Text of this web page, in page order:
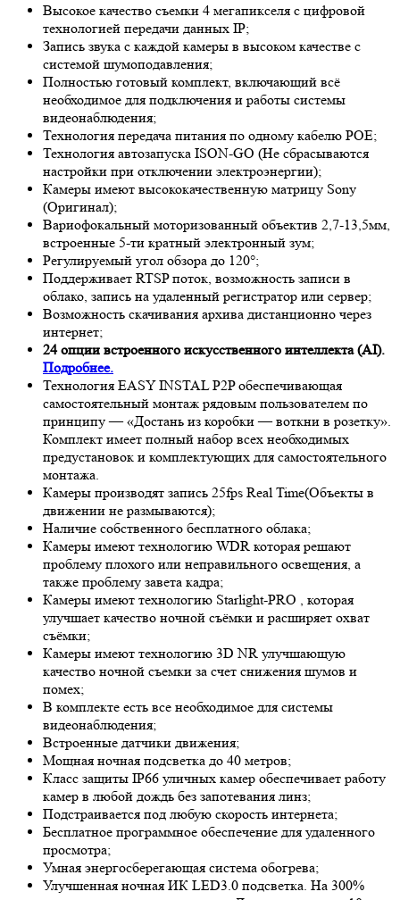
Высокое качество съемки 4 мегапикселя с цифровой
технологией передачи данных IP;
Запись звука с каждой камеры в высоком качестве с
системой шумоподавления;
Полностью готовый комплект, включающий всё
необходимое для подключения и работы системы
видеонаблюдения;
Технология передача питания по одному кабелю POE;
Технология автозапуска ISON-GO (Не сбрасываются
настройки при отключении электроэнергии);
Камеры имеют высококачественную матрицу Sony
(Оригинал);
Вариофокальный моторизованный объектив 2,7-13,5мм,
встроенные 5-ти кратный электронный зум;
Регулируемый угол обзора до 120°;
Поддерживает RTSP поток, возможность записи в
облако, запись на удаленный регистратор или сервер;
Возможность скачивания архива дистанционно через
интернет;
24 опции встроенного искусственного интеллекта (AI).
Подробнее.
Технология EASY INSTAL P2P обеспечивающая
самостоятельный монтаж рядовым пользователем по
принципу — «Достань из коробки — воткни в розетку».
Комплект имеет полный набор всех необходимых
предустановок и комплектующих для самостоятельного
монтажа.
Камеры производят запись 25fps Real Time(Объекты в
движении не размываются);
Наличие собственного бесплатного облака;
Камеры имеют технологию WDR которая решают
проблему плохого или неправильного освещения, а
также проблему завета кадра;
Камеры имеют технологию Starlight-PRO , которая
улучшает качество ночной съёмки и расширяет охват
съёмки;
Камеры имеют технологию 3D NR улучшающую
качество ночной съемки за счет снижения шумов и
помех;
В комплекте есть все необходимое для системы
видеонаблюдения;
Встроенные датчики движения;
Мощная ночная подсветка до 40 метров;
Класс защиты IP66 уличных камер обеспечивает работу
камер в любой дождь без запотевания линз;
Подстраивается под любую скорость интернета;
Бесплатное программное обеспечение для удаленного
просмотра;
Умная энергосберегающая система обогрева;
Улучшенная ночная ИК LED3.0 подсветка. На 300%